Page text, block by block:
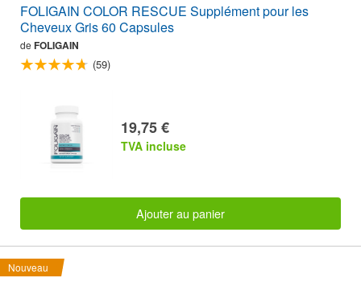
FOLIGAIN COLOR RESCUE Supplément pour les
Cheveux Gris 60 Capsules
de FOLIGAIN
(59)
19,75 €
TVA incluse
Ajouter au panier
Nouveau